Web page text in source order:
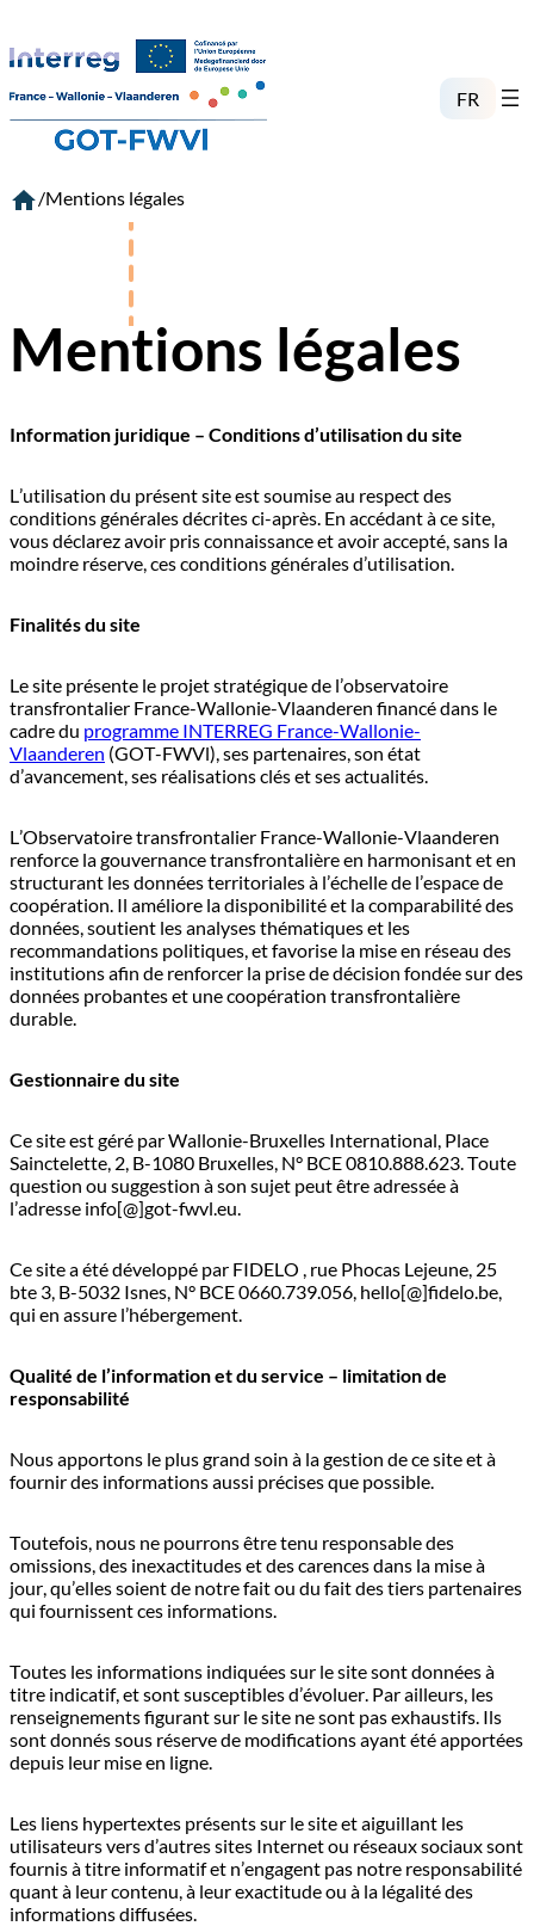
au
contenu
FR
/Mentions légales
Mentions légales
Information juridique – Conditions d’utilisation du site
L’utilisation du présent site est soumise au respect des
conditions générales décrites ci-après. En accédant à ce site,
vous déclarez avoir pris connaissance et avoir accepté, sans la
moindre réserve, ces conditions générales d’utilisation.
Finalités du site
Le site présente le projet stratégique de l’observatoire
transfrontalier France-Wallonie-Vlaanderen financé dans le
cadre du programme INTERREG France-Wallonie-
Vlaanderen (GOT-FWVl), ses partenaires, son état
d’avancement, ses réalisations clés et ses actualités.
L’Observatoire transfrontalier France-Wallonie-Vlaanderen
renforce la gouvernance transfrontalière en harmonisant et en
structurant les données territoriales à l’échelle de l’espace de
coopération. Il améliore la disponibilité et la comparabilité des
données, soutient les analyses thématiques et les
recommandations politiques, et favorise la mise en réseau des
institutions afin de renforcer la prise de décision fondée sur des
données probantes et une coopération transfrontalière
durable.
Gestionnaire du site
Ce site est géré par Wallonie-Bruxelles International, Place
Sainctelette, 2, B-1080 Bruxelles, N° BCE 0810.888.623. Toute
question ou suggestion à son sujet peut être adressée à
l’adresse info[@]got-fwvl.eu.
Ce site a été développé par FIDELO , rue Phocas Lejeune, 25
bte 3, B-5032 Isnes, N° BCE 0660.739.056, hello[@]fidelo.be,
qui en assure l’hébergement.
Qualité de l’information et du service – limitation de
responsabilité
Nous apportons le plus grand soin à la gestion de ce site et à
fournir des informations aussi précises que possible.
Toutefois, nous ne pourrons être tenu responsable des
omissions, des inexactitudes et des carences dans la mise à
jour, qu’elles soient de notre fait ou du fait des tiers partenaires
qui fournissent ces informations.
Toutes les informations indiquées sur le site sont données à
titre indicatif, et sont susceptibles d’évoluer. Par ailleurs, les
renseignements figurant sur le site ne sont pas exhaustifs. Ils
sont donnés sous réserve de modifications ayant été apportées
depuis leur mise en ligne.
Les liens hypertextes présents sur le site et aiguillant les
utilisateurs vers d’autres sites Internet ou réseaux sociaux sont
fournis à titre informatif et n’engagent pas notre responsabilité
quant à leur contenu, à leur exactitude ou à la légalité des
informations diffusées.